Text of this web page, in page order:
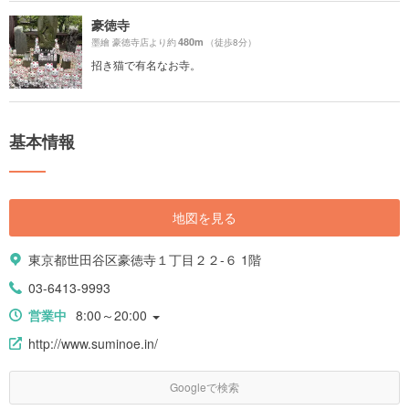
豪徳寺
墨繪 豪徳寺店より約480m （徒歩8分）
招き猫で有名なお寺。
基本情報
地図を見る
東京都世田谷区豪徳寺１丁目２２-６ 1階
03-6413-9993
営業中 8:00～20:00
http://www.suminoe.in/
Googleで検索